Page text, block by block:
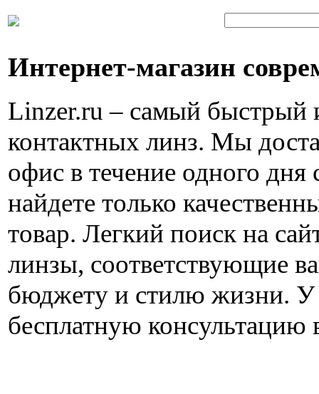
Интернет-магазин
Linzer.ru – самый быстрый
контактных линз. Мы
офис в течение одного дня
найдете только
товар. Легкий поиск на
линзы, соответствующие
бюджету и стилю жизни. У
бесплатную консультацию